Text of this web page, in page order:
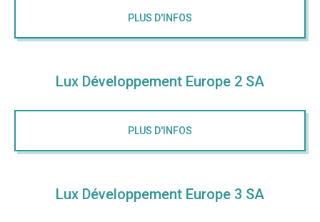
PLUS D'INFOS
Lux Développement Europe 2 SA
PLUS D'INFOS
Lux Développement Europe 3 SA